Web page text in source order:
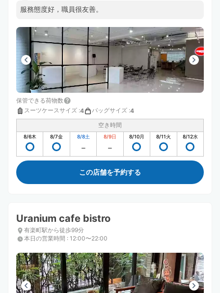
服務態度好，職員很友善。
保管できる荷物数
スーツケースサイズ :4 バッグサイズ :4
空き時間
8/6木 8/7金 8/8土 8/9日 8/10月 8/11火 8/12水
この店舗を予約する
Uranium cafe bistro
有楽町駅から徒歩99分
本日の営業時間 : 12:00〜22:00